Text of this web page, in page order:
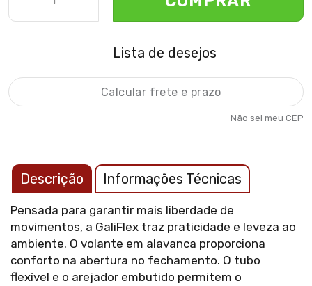
Lista de desejos
Não sei meu CEP
Descrição Informações Técnicas
Pensada para garantir mais liberdade de
movimentos, a GaliFlex traz praticidade e leveza ao
ambiente. O volante em alavanca proporciona
conforto na abertura no fechamento. O tubo
flexível e o arejador embutido permitem o